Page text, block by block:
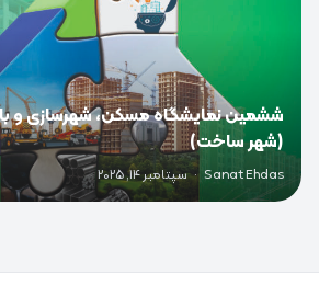
ششمین نمایشگاه مسکن، شهرسازی و
(شهر ساخت)
Sanat Ehdas
· سپتامبر 14, 2025